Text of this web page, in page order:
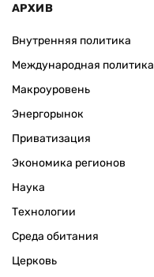
АРХИВ
Внутренняя политика
Международная политика
Макроуровень
Энергорынок
Приватизация
Экономика регионов
Наука
Технологии
Среда обитания
Церковь